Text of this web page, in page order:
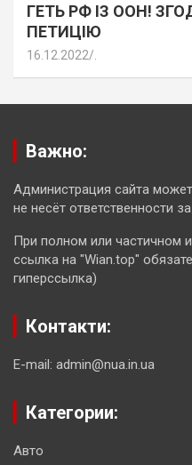
ГЕТЬ РФ ІЗ ООН!
ПЕТИЦІЮ
16.12.2022
Важно:
Администрация сайта
не несёт ответственности
При полном или частичном
ссылка на "Wian.top"
гиперссылка)
Контакти:
E-mail: admin@nua.in.ua
Категории:
Авто